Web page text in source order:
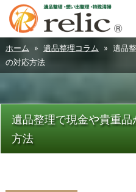
ホーム » 遺品整理コラム » 遺品
の対応方法
遺品整理で現金や貴重
方法